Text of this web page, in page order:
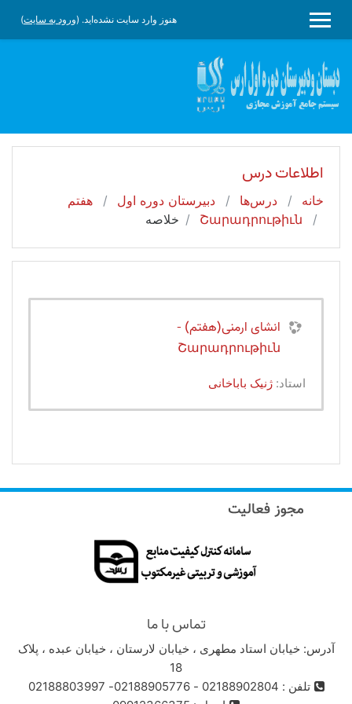
پنل کناری
هنوز وارد سایت نشده‌اید. (ورود به سایت)
اطلاعات درس
خانه درس‌ها دبیرستان دوره اول
هفتم
Շարադրութիւն
خلاصه
انشای ارمنی(هفتم) -
Շարադրութիւն
استاد: ژنیک باباخانی
تماس با ما
آدرس: خیابان استاد مطهری ، خیابان لارستان ، خیابان عبده ، پلاک
18
تلفن : 02188902804 - 02188905776- 02188803997